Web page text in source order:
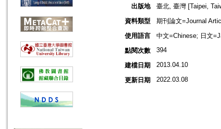
出版地
臺北, 臺灣 [Taipei,
資料類型
期刊論文=Journal
使用語言
中文=Chinese; 日文
點閱次數
394
建檔日期 2013.04.10
更新日期 2022.03.08